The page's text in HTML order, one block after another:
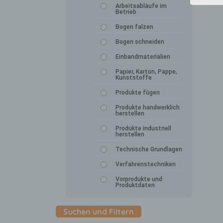
Arbeitsabläufe im
Betrieb
Bogen falzen
Bogen schneiden
Einbandmaterialien
Papier, Karton, Pappe,
Kunststoffe
Produkte fügen
Produkte handwerklich
herstellen
Produkte industriell
herstellen
Technische Grundlagen
Verfahrenstechniken
Vorprodukte und
Produktdaten